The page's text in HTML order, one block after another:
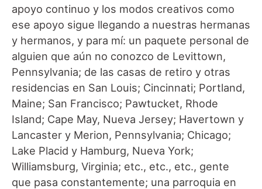
apoyo continuo y los modos creativos como
ese apoyo sigue llegando a nuestras hermanas
y hermanos, y para mí: un paquete personal de
alguien que aún no conozco de Levittown,
Pennsylvania; de las casas de retiro y otras
residencias en San Louis; Cincinnati; Portland,
Maine; San Francisco; Pawtucket, Rhode
Island; Cape May, Nueva Jersey; Havertown y
Lancaster y Merion, Pennsylvania; Chicago;
Lake Placid y Hamburg, Nueva York;
Williamsburg, Virginia; etc., etc., etc., gente
que pasa constantemente; una parroquia en